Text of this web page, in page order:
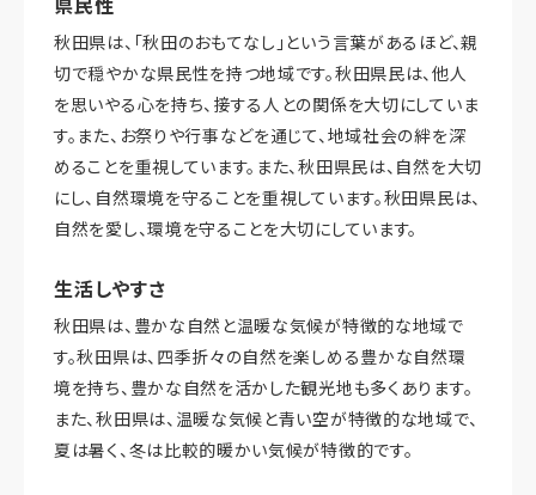
秋田県は、「秋田のおもてなし」という言葉があるほど、親
切で穏やかな県民性を持つ地域です。秋田県民は、他人
を思いやる心を持ち、接する人との関係を大切にしていま
す。また、お祭りや行事などを通じて、地域社会の絆を深
めることを重視しています。また、秋田県民は、自然を大切
にし、自然環境を守ることを重視しています。秋田県民は、
自然を愛し、環境を守ることを大切にしています。
生活しやすさ
秋田県は、豊かな自然と温暖な気候が特徴的な地域で
す。秋田県は、四季折々の自然を楽しめる豊かな自然環
境を持ち、豊かな自然を活かした観光地も多くあります。
また、秋田県は、温暖な気候と青い空が特徴的な地域で、
夏は暑く、冬は比較的暖かい気候が特徴的です。